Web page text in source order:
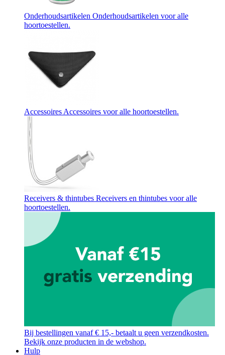
Onderhoudsartikelen Onderhoudsartikelen voor alle
hoortoestellen.
Accessoires Accessoires voor alle hoortoestellen.
Receivers & thintubes Receivers en thintubes voor alle
hoortoestellen.
Bij bestellingen vanaf € 15,- betaalt u geen verzendkosten.
Bekijk onze producten in de webshop.
Hulp